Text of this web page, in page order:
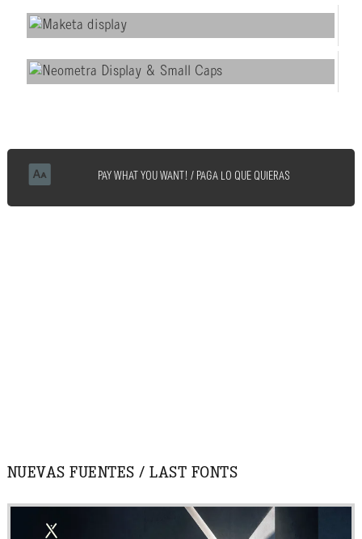
PAY WHAT YOU WANT! / PAGA LO QUE QUIERAS
NUEVAS FUENTES / LAST FONTS